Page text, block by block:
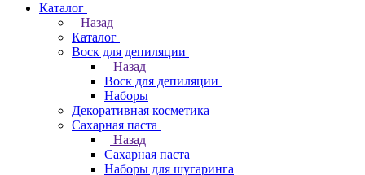
Каталог
Назад
Каталог
Воск для депиляции
Назад
Воск для депиляции
Наборы
Декоративная косметика
Сахарная паста
Назад
Сахарная паста
Наборы для шугаринга